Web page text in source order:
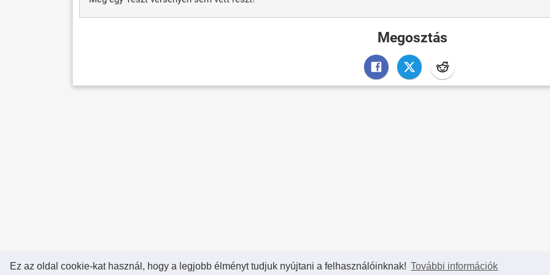
Ez az oldal cookie-kat használ, hogy a legjobb élményt tudjuk nyújtani a felhasználóinknak! További információk
Megosztás